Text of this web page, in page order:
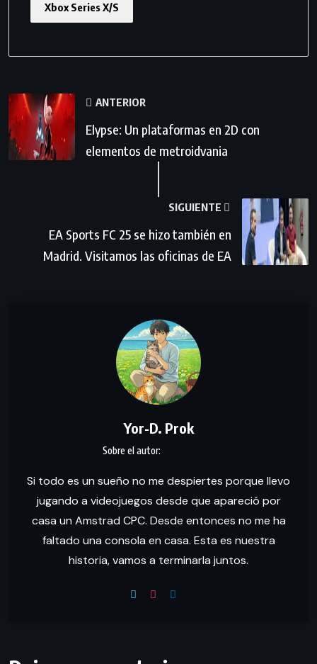
Xbox Series X/S
ANTERIOR
Elypse: Un plataformas en 2D con
elementos de metroidvania
SIGUIENTE
EA Sports FC 25 se hizo también en
Madrid. Visitamos las oficinas de EA
Yor-D. Prok
Si todo es un sueño no me despiertes porque llevo
jugando a videojuegos desde que apareció por
casa un Amstrad CPC. Desde entonces no me ha
faltado una consola en casa. Esta es nuestra
historia, vamos a terminarla juntos.